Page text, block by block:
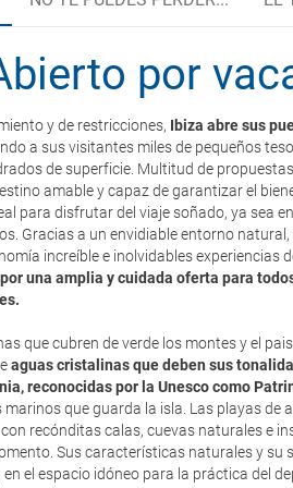
por
y de restricciones, Ibiza abre sus
a sus visitantes miles de pequeños
de superficie. Multitud de
amable y capaz de garantizar el
para disfrutar del viaje soñado, ya sea
Gracias a un envidiable entorno
increíble e inolvidables experiencias
una amplia y cuidada oferta para
que cubren de verde los montes y el
aguas cristalinas que deben sus
reconocidas por la Unesco como
marinos que guarda la isla. Las playas de
recónditas calas, cuevas naturales e
Sus características naturales y su
el espacio idóneo para la práctica del
todo el planeta
de sol
disfrutarás de un clima mediterráneo
verano y 16 ºC en invierno. Su nítida luz
y sus casi 3.000 horas de sol anuales
Ibiza, una isla luminosa de largos días
Ibiza está especialmente bonito y
de senderismo!
más altas, se recomienda
suave durante todo el año. En julio y
de la Isla es muy suave en cualquier
calor asfixiante
reserva te será enviada por mail en el
de embarque, casi todas las compañías
podrás obtenerlas directamente en los
su web.
si viajas con una compañía low cost,
extra en el mismo aeropuerto.
la documentación de un paquete
de tu reserva alrededor de 10
en el viaje.
será requerida en el mostrador de la